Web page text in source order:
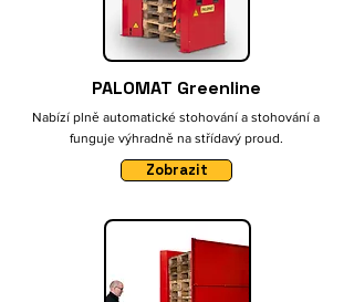
PALOMAT Greenline
Nabízí plně automatické stohování a stohování a
funguje výhradně na střídavý proud.
Zobrazit